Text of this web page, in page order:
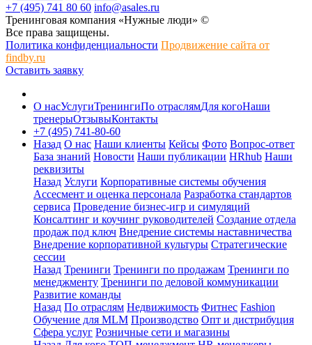
+7 (495) 741 80 60 info@asales.ru
Тренинговая компания «Нужные люди» ©
Все права защищены.
Политика конфиденциальности Продвижение сайта от
findby.ru
Оставить заявку
О насУслугиТренингиПо отраслямДля когоНаши
тренерыОтзывыКонтакты
+7 (495) 741-80-60
Назад О нас Наши клиенты Кейсы Фото Вопрос-ответ
База знаний Новости Наши публикации HRhub Наши
реквизиты
Назад Услуги Корпоративные системы обучения
Ассесмент и оценка персонала Разработка стандартов
сервиса Проведение бизнес-игр и симуляций
Консалтинг и коучинг руководителей Создание отдела
продаж под ключ Внедрение системы наставничества
Внедрение корпоративной культуры Стратегические
сессии
Назад Тренинги Тренинги по продажам Тренинги по
менеджменту Тренинги по деловой коммуникации
Развитие команды
Назад По отраслям Недвижимость Фитнес Fashion
Обучение для MLM Производство Опт и дистрибуция
Сфера услуг Розничные сети и магазины